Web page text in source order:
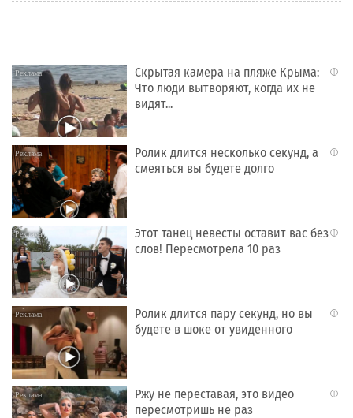
i
Скрытая камера на пляже Крыма:
Что люди вытворяют, когда их не
видят...
i
Ролик длится несколько секунд, а
смеяться вы будете долго
i
Этот танец невесты оставит вас без
слов! Пересмотрела 10 раз
i
Ролик длится пару секунд, но вы
будете в шоке от увиденного
i
Ржу не переставая, это видео
пересмотришь не раз